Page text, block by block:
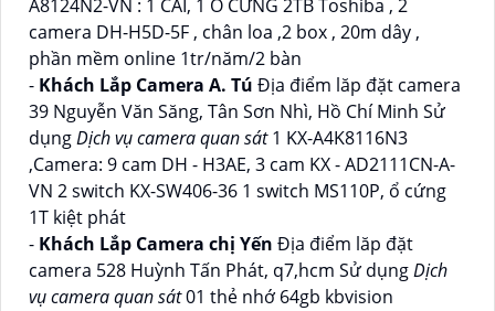
A8124N2-VN : 1 CÁI, 1 Ổ CỨNG 2TB Toshiba , 2
camera DH-H5D-5F , chân loa ,2 box , 20m dây ,
phần mềm online 1tr/năm/2 bàn
- Khách Lắp Camera A. Tú Địa điểm lăp đặt camera
39 Nguyễn Văn Săng, Tân Sơn Nhì, Hồ Chí Minh Sử
dụngDịch vụ camera quan sát1 KX-A4K8116N3
,Camera: 9 cam DH - H3AE, 3 cam KX - AD2111CN-A-
VN 2 switch KX-SW406-36 1 switch MS110P, ổ cứng
1T kiệt phát
- Khách Lắp Camera chị Yến Địa điểm lăp đặt
camera 528 Huỳnh Tấn Phát, q7,hcm Sử dụngDịch
vụ camera quan sát01 thẻ nhớ 64gb kbvision